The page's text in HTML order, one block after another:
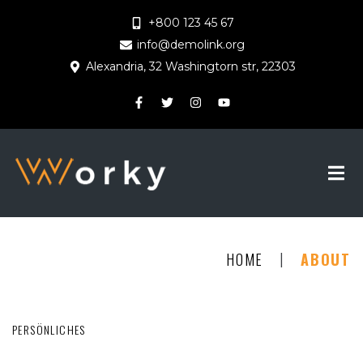
+800 123 45 67
info@demolink.org
Alexandria, 32 Washingtorn str, 22303
HOME | ABOUT
PERSÖNLICHES